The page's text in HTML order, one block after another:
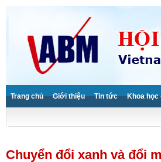
Trang chủ Giới thiệu Tin tức Khoa học
Chuyển đổi xanh và đổi